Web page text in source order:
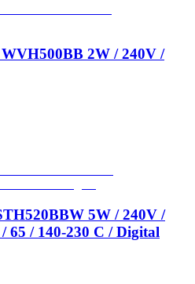
2W / 240V /
5W / 240V /
/ 140-230 C / Digital